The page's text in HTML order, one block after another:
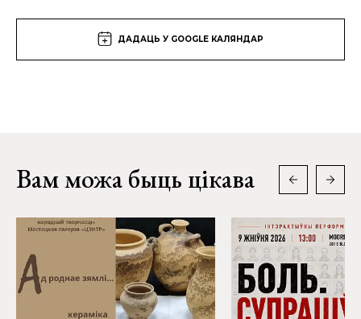
ДАДАЦЬ У GOOGLE КАЛЯНДАР
Вам можа быць цікава